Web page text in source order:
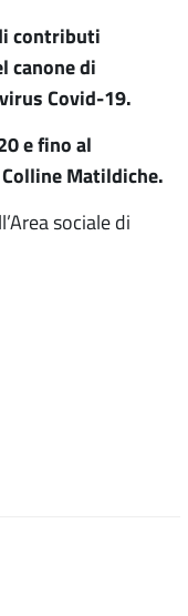
contributi
canone di
Covid-19.
e fino al
Matildiche.
sociale di